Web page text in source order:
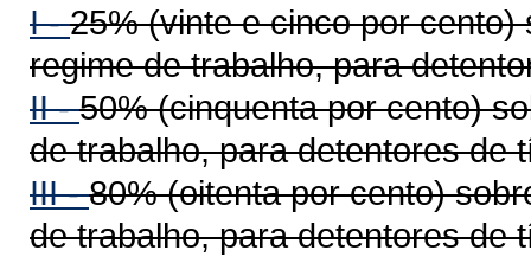
I -25% (vinte e cinco por
regime de trabalho, para
II -50% (cinquenta por cento)
de trabalho, para detentores de
III -80% (oitenta por cento)
de trabalho, para detentores de